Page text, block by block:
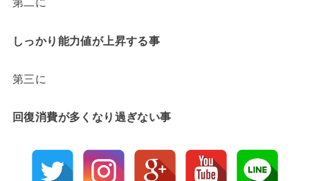
しっかり能力値が上昇する事
第三に
回復消費が多くなり過ぎない事